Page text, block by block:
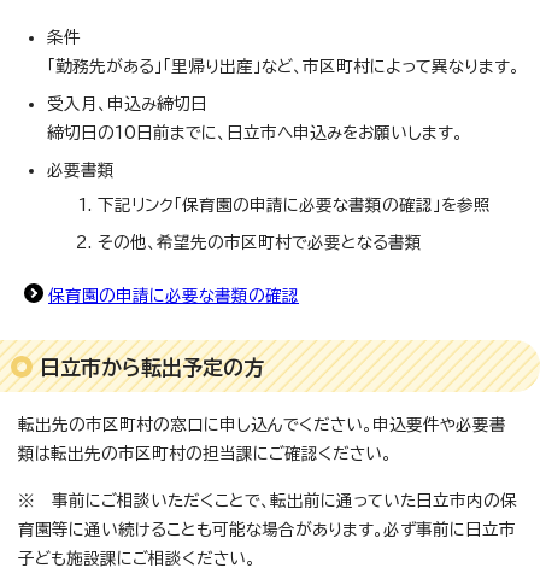
条件
「勤務先がある」「里帰り出産」など、市区町村によって異なります。
受入月、申込み締切日
締切日の10日前までに、日立市へ申込みをお願いします。
必要書類
下記リンク「保育園の申請に必要な書類の確認」を参照
その他、希望先の市区町村で必要となる書類
保育園の申請に必要な書類の確認
日立市から転出予定の方
転出先の市区町村の窓口に申し込んでください。申込要件や必要書
類は転出先の市区町村の担当課にご確認ください。
※ 事前にご相談いただくことで、転出前に通っていた日立市内の保
育園等に通い続けることも可能な場合があります。必ず事前に日立市
子ども施設課にご相談ください。